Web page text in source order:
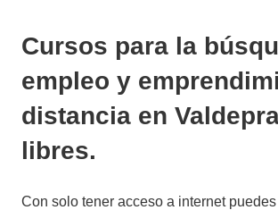
Cursos para la
empleo y
distancia en
libres.
Con solo tener acceso a internet